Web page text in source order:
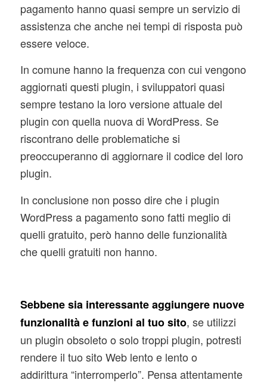
pagamento hanno quasi sempre un servizio di
assistenza che anche nei tempi di risposta può
essere veloce.
In comune hanno la frequenza con cui vengono
aggiornati questi plugin, i sviluppatori quasi
sempre testano la loro versione attuale del
plugin con quella nuova di WordPress. Se
riscontrano delle problematiche si
preoccuperanno di aggiornare il codice del loro
plugin.
In conclusione non posso dire che i plugin
WordPress a pagamento sono fatti meglio di
quelli gratuito, però hanno delle funzionalità
che quelli gratuiti non hanno.
Sebbene sia interessante aggiungere nuove
funzionalità e funzioni al tuo sito, se utilizzi
un plugin obsoleto o solo troppi plugin, potresti
rendere il tuo sito Web lento e lento o
addirittura “interromperlo”. Pensa attentamente